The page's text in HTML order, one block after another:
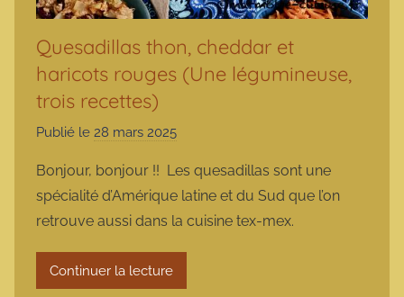
Quesadillas thon, cheddar et
haricots rouges (Une légumineuse,
trois recettes)
Publié le 28 mars 2025
r
m
a
r
Bonjour, bonjour !! Les quesadillas sont une
spécialité d’Amérique latine et du Sud que l’on
retrouve aussi dans la cuisine tex-mex.
Continuer la lecture